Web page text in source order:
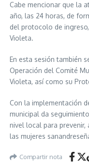
Cabe mencionar que la
año, las 24 horas, de
del protocolo de
Violeta.
En esta sesión también
Operación del Comité
Violeta, así como su
Con la implementación
municipal da
nivel local para
las mujeres
Compartir nota